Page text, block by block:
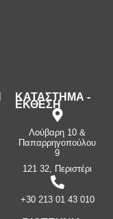
ΚΑΤΑΣΤΗΜΑ -
ΕΚΘΕΣΗ
Λούβαρη 10 &
Παπαρρηγοπούλου
9
121 32, Περιστέρι
+30 213 01 43 010